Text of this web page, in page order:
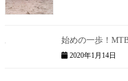
始めの一歩！
2020年1月14日